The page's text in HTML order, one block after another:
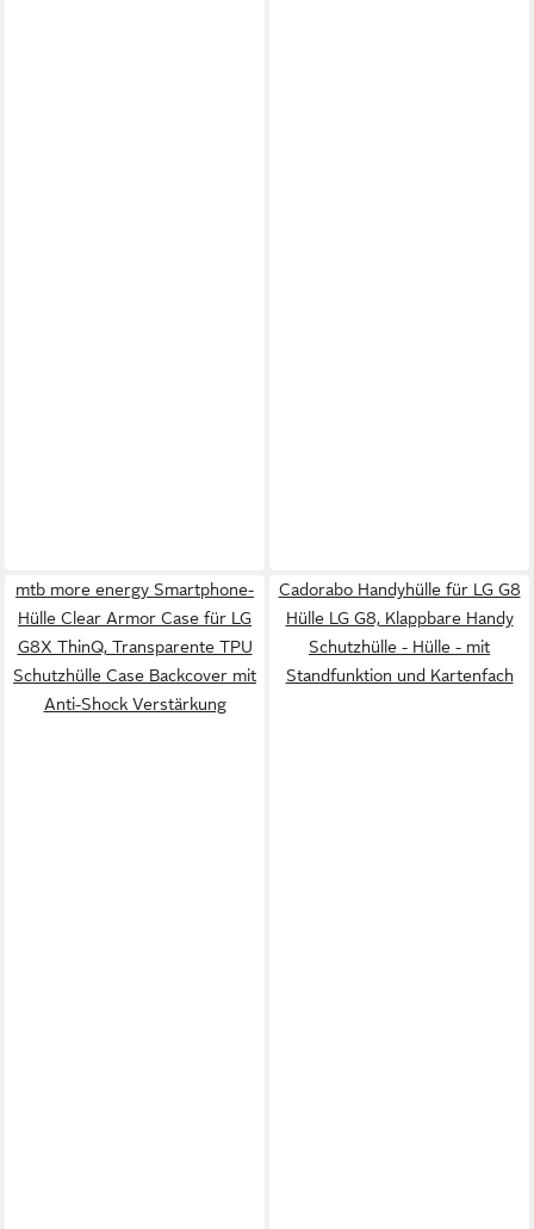
mtb more energy Smartphone-
Hülle Clear Armor Case für LG
G8X ThinQ, Transparente TPU
Schutzhülle Case Backcover mit
Anti-Shock Verstärkung
Cadorabo Handyhülle für LG G8
Hülle LG G8, Klappbare Handy
Schutzhülle - Hülle - mit
Standfunktion und Kartenfach